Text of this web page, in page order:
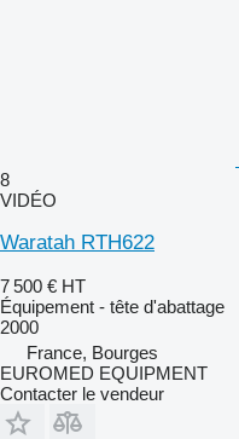
8
VIDÉO
Waratah RTH622
7 500 € HT
Équipement - tête d'abattage
2000
France, Bourges
EUROMED EQUIPMENT
Contacter le vendeur